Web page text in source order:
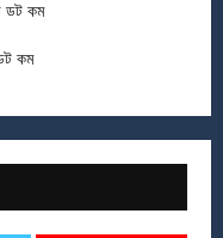
ডট কম
কম